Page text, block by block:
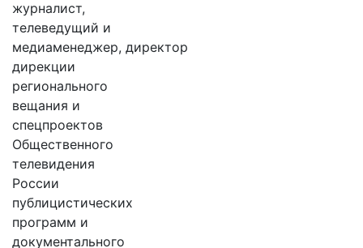
журналист,
телеведущий и
медиаменеджер, директор
дирекции
регионального
вещания и
спецпроектов
Общественного
телевидения
России
публицистических
программ и
документального